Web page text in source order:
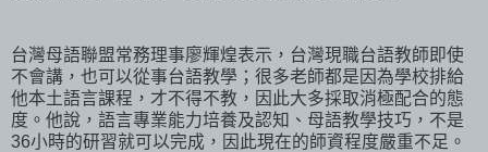
台灣母語聯盟常務理事廖輝煌表示，台灣現職台語教師即使
不會講，也可以從事台語教學；很多老師都是因為學校排給
他本土語言課程，才不得不教，因此大多採取消極配合的態
度。他說，語言專業能力培養及認知、母語教學技巧，不是
36小時的研習就可以完成，因此現在的師資程度嚴重不足。